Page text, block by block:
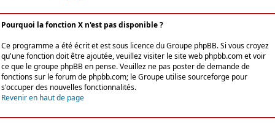
Pourquoi la fonction X n'est pas disponible ?
Ce programme a été écrit et est sous licence du Groupe phpBB. Si vous croyez
qu'une fonction doit être ajoutée, veuillez visiter le site web phpbb.com et voir
ce que le groupe phpBB en pense. Veuillez ne pas poster de demande de
fonctions sur le forum de phpbb.com; le Groupe utilise sourceforge pour
s'occuper des nouvelles fonctionnalités.
Revenir en haut de page